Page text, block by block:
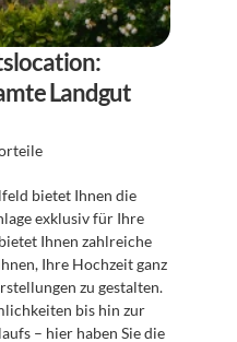
Landgut
bietet Ihnen die
exklusiv für Ihre
Ihnen zahlreiche
Ihre Hochzeit ganz
zu gestalten.
bis hin zur
– hier haben Sie die